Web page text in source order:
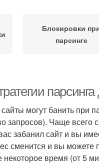
Блокировки
парсинге
могут банить при
запросов). Чаще всего
забанил сайт и вы
сменится и вы можете
время (от 5